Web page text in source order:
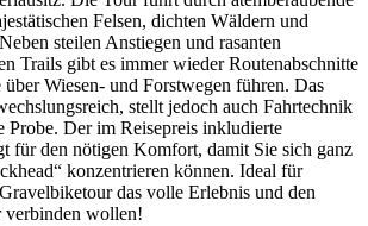
Felsen, dichten Wäldern und
steilen Anstiegen und rasanten
Trails gibt es immer wieder Routenabschnitte
Wiesen- und Forstwegen führen. Das
stellt jedoch auch Fahrtechnik
Probe. Der im Reisepreis inkludierte
für den nötigen Komfort, damit Sie sich ganz
konzentrieren können. Ideal für
das volle Erlebnis und den
wollen!